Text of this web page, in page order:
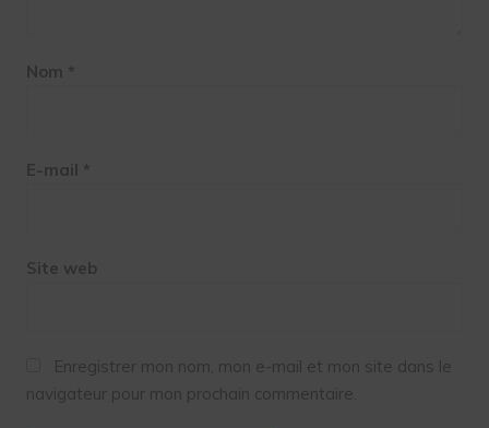
Nom *
E-mail *
Site web
Enregistrer mon nom, mon e-mail et mon site dans le
navigateur pour mon prochain commentaire.